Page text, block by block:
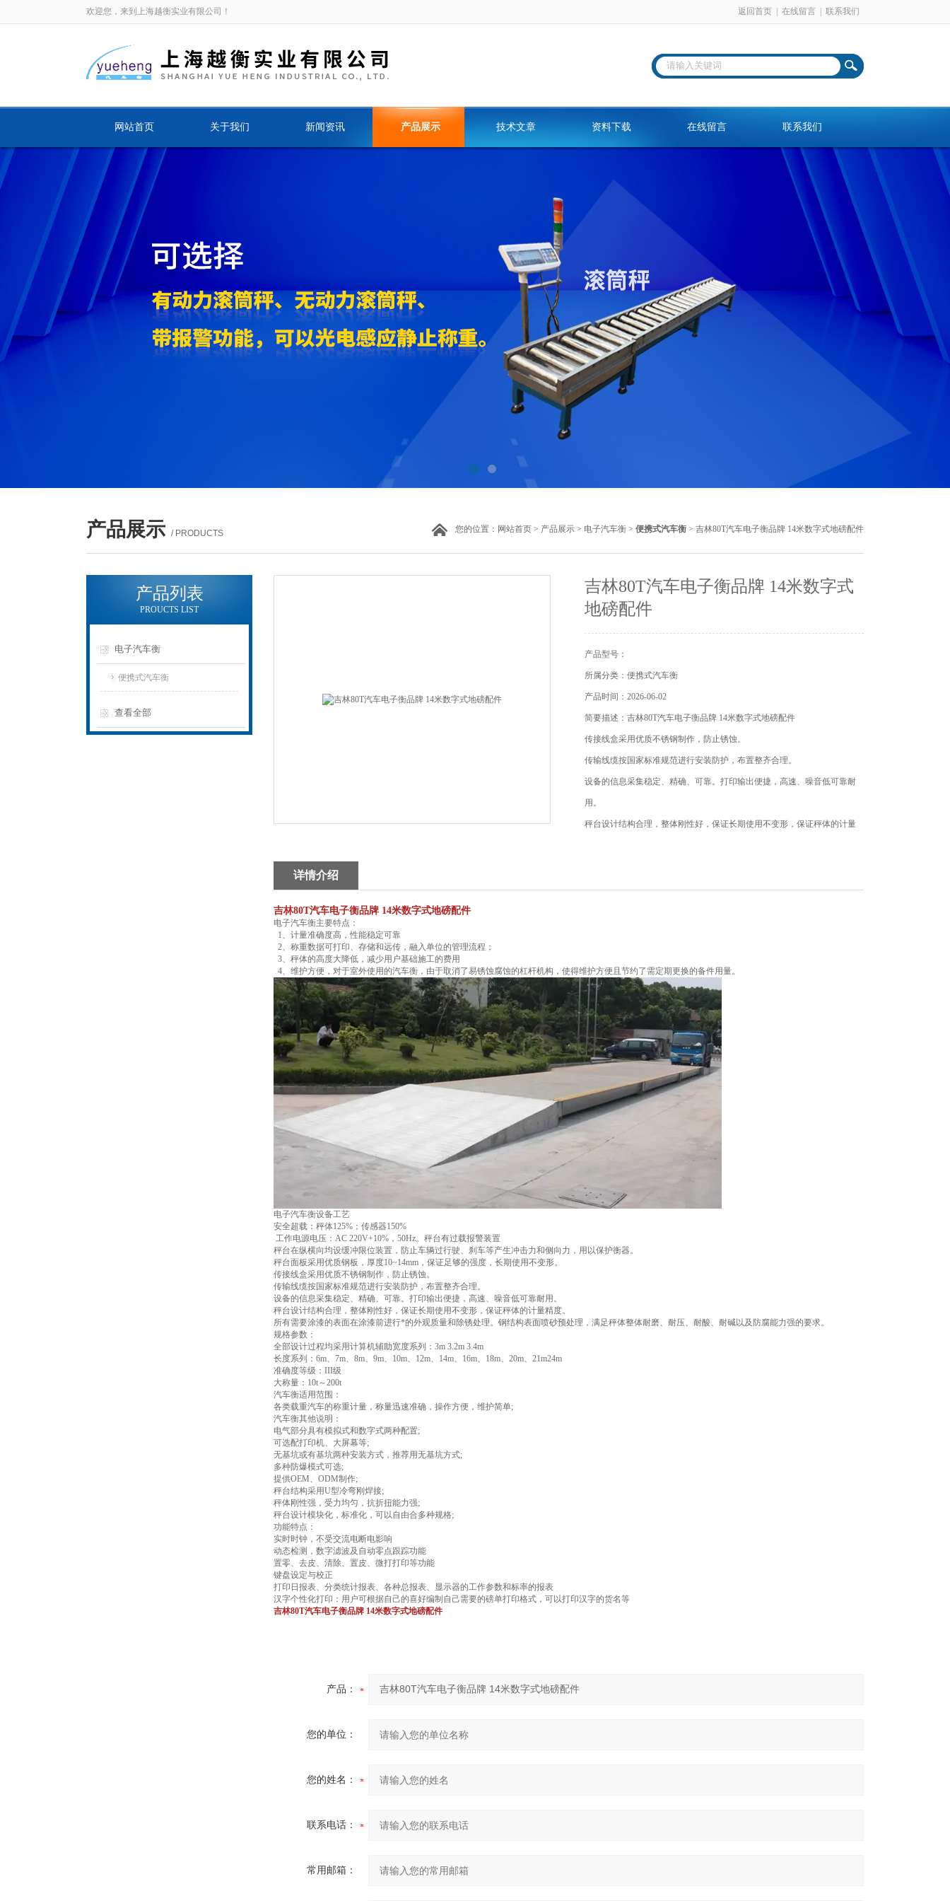
欢迎您，来到上海越衡实业有限公司！ 返回首页 在线留言 联系我们
网站首页 关于我们 新闻资讯 产品展示 技术文章 资料下载 在线留言 联系我们
产品展示 / PRODUCTS 您的位置： 网站首页 > 产品展示 > 电子汽车衡 > 便携式汽车衡 > 吉林80T汽车电子衡品牌 14米数字式地磅配件
产品列表
PROUCTS LIST
电子汽车衡
便携式汽车衡
查看全部
吉林80T汽车电子衡品牌 14米数字式
地磅配件
产品型号：
所属分类：便携式汽车衡
产品时间：2026-06-02
简要描述：吉林80T汽车电子衡品牌 14米数字式地磅配件
传接线盒采用优质不锈钢制作，防止锈蚀。
传输线缆按国家标准规范进行安装防护，布置整齐合理。
设备的信息采集稳定、精确、可靠。打印输出便捷，高速、噪音低可靠耐
用。
秤台设计结构合理，整体刚性好，保证长期使用不变形，保证秤体的计量
详情介绍
吉林80T汽车电子衡品牌 14米数字式地磅配件
电子汽车衡主要特点：
1、计量准确度高，性能稳定可靠
2、称重数据可打印、存储和远传，融入单位的管理流程；
3、秤体的高度大降低，减少用户基础施工的费用
4、维护方便，对于室外使用的汽车衡，由于取消了易锈蚀腐蚀的杠杆机构，使得维护方便且节约了需定期更换的备件用量。
电子汽车衡设备工艺
安全超载：秤体125%；传感器150%
工作电源电压：AC 220V+10%，50Hz。秤台有过载报警装置
秤台在纵横向均设缓冲限位装置，防止车辆过行驶、刹车等产生冲击力和侧向力，用以保护衡器。
秤台面板采用优质钢板，厚度10~14mm，保证足够的强度，长期使用不变形。
传接线盒采用优质不锈钢制作，防止锈蚀。
传输线缆按国家标准规范进行安装防护，布置整齐合理。
设备的信息采集稳定、精确、可靠。打印输出便捷，高速、噪音低可靠耐用。
秤台设计结构合理，整体刚性好，保证长期使用不变形，保证秤体的计量精度。
所有需要涂漆的表面在涂漆前进行*的外观质量和除锈处理。钢结构表面喷砂预处理，满足秤体整体耐磨、耐压、耐酸、耐碱以及防腐能力强的要求。
规格参数：
全部设计过程均采用计算机辅助宽度系列：3m 3.2m 3.4m
长度系列：6m、7m、8m、9m、10m、12m、14m、16m、18m、20m、21m24m
准确度等级：III级
大称量：10t～200t
汽车衡适用范围：
各类载重汽车的称重计量，称量迅速准确，操作方便，维护简单;
汽车衡其他说明：
电气部分具有模拟式和数字式两种配置;
可选配打印机、大屏幕等;
无基坑或有基坑两种安装方式，推荐用无基坑方式;
多种防爆模式可选;
提供OEM、ODM制作;
秤台结构采用U型冷弯刚焊接;
秤体刚性强，受力均匀，抗折扭能力强;
秤台设计模块化，标准化，可以自由合多种规格;
功能特点：
实时时钟，不受交流电断电影响
动态检测，数字滤波及自动零点跟踪功能
置零、去皮、清除、置皮、微打打印等功能
键盘设定与校正
打印日报表、分类统计报表、各种总报表、显示器的工作参数和标率的报表
汉字个性化打印：用户可根据自己的喜好编制自己需要的磅单打印格式，可以打印汉字的货名等
吉林80T汽车电子衡品牌 14米数字式地磅配件
产品：
您的单位：
您的姓名：
联系电话：
常用邮箱：